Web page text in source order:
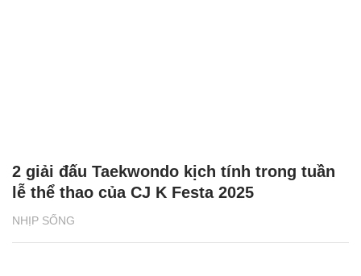
NHỊP SỐNG
2 giải đấu Taekwondo kịch tính trong tuần
lễ thể thao của CJ K Festa 2025